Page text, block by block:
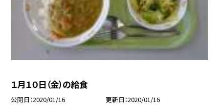
１月１０日（金）の給食
公開日 2020/01/16 更新日 2020/01/16